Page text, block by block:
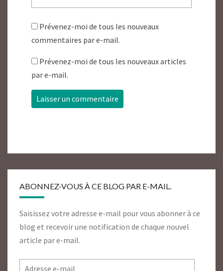
Prévenez-moi de tous les nouveaux
commentaires par e-mail.
Prévenez-moi de tous les nouveaux articles
par e-mail.
ABONNEZ-VOUS À CE BLOG PAR E-MAIL.
Saisissez votre adresse e-mail pour vous abonner à ce
blog et recevoir une notification de chaque nouvel
article par e-mail.
Adresse